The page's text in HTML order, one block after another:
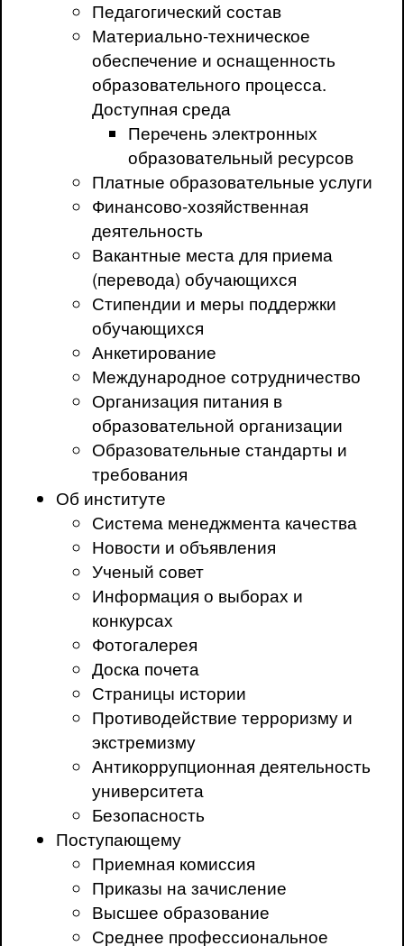
Педагогический состав
Материально-техническое
обеспечение и оснащенность
образовательного процесса.
Доступная среда
Перечень электронных
образовательный ресурсов
Платные образовательные услуги
Финансово-хозяйственная
деятельность
Вакантные места для приема
(перевода) обучающихся
Стипендии и меры поддержки
обучающихся
Анкетирование
Международное сотрудничество
Организация питания в
образовательной организации
Образовательные стандарты и
требования
Об институте
Система менеджмента качества
Новости и объявления
Ученый совет
Информация о выборах и
конкурсах
Фотогалерея
Доска почета
Страницы истории
Противодействие терроризму и
экстремизму
Антикоррупционная деятельность
университета
Безопасность
Поступающему
Приемная комиссия
Приказы на зачисление
Высшее образование
Среднее профессиональное